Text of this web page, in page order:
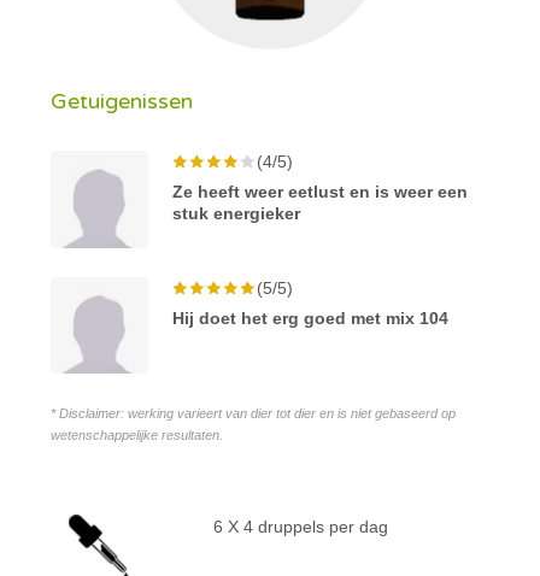
Getuigenissen
(4/5)
Ze heeft weer eetlust en is weer een
stuk energieker
(5/5)
Hij doet het erg goed met mix 104
* Disclaimer: werking varieert van dier tot dier en is niet gebaseerd op
wetenschappelijke resultaten.
6 X 4 druppels per dag